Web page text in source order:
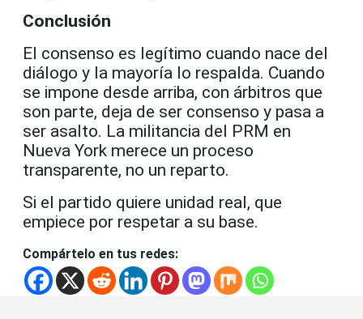
Conclusión
El consenso es legítimo cuando nace del
diálogo y la mayoría lo respalda. Cuando
se impone desde arriba, con árbitros que
son parte, deja de ser consenso y pasa a
ser asalto. La militancia del PRM en
Nueva York merece un proceso
transparente, no un reparto.
Si el partido quiere unidad real, que
empiece por respetar a su base.
Compártelo en tus redes: